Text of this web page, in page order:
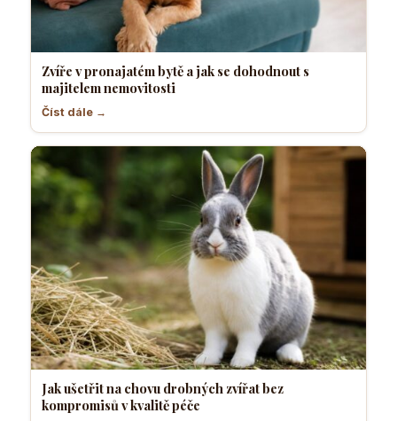
Zvíře v pronajatém bytě a jak se dohodnout s
majitelem nemovitosti
Číst dále →
Jak ušetřit na chovu drobných zvířat bez
kompromisů v kvalitě péče